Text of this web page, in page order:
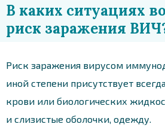
В каких ситуациях
риск заражения
Риск заражения вирусом
иной степени присутствует
крови или биологических
и слизистые оболочки, одежду.